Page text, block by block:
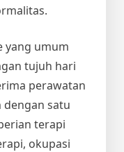
yang umum
tujuh hari
perawatan
satu
terapi
okupasi